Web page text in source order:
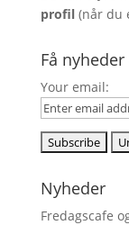
profil(når du
Få
Your email:
Nyheder
Fredagscafe